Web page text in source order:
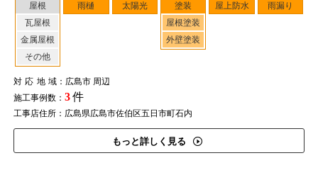
屋根
瓦屋根
金属屋根
その他
雨樋 太陽光
塗装
屋根塗装
外壁塗装
屋上防水 雨漏り
対応地域：広島市 周辺
施工事例数： 3件
工事店住所：広島県広島市佐伯区五日市町石内
もっと詳しく見る